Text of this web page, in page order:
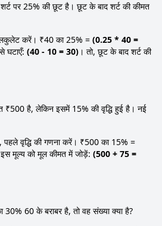
पर 25% की छूट है। छूट के बाद शर्ट की कीमत
करें। ₹40 का 25% = (0.25 * 40 =
घटाएँ: (40 - 10 = 30) । तो, छूट के बाद शर्ट की
₹500 है, लेकिन इसमें 15% की वृद्धि हुई है। नई
पहले वृद्धि की गणना करें। ₹500 का 15% =
मूल्य को मूल कीमत में जोड़ें: (500 + 75 =
30% 60 के बराबर है, तो वह संख्या क्या है?